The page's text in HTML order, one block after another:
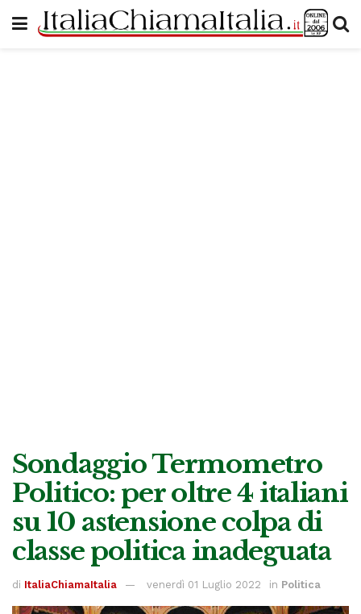
Sondaggio Termometro
Politico: per oltre 4 italiani
su 10 astensione colpa di
classe politica inadeguata
di ItaliaChiamaItalia venerdì 01 Luglio 2022 in Politica